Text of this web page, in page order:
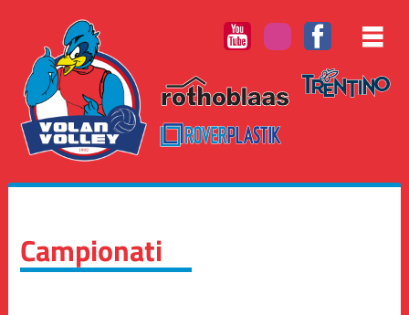
Campionati